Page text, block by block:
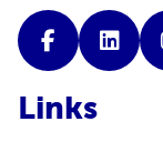
Links